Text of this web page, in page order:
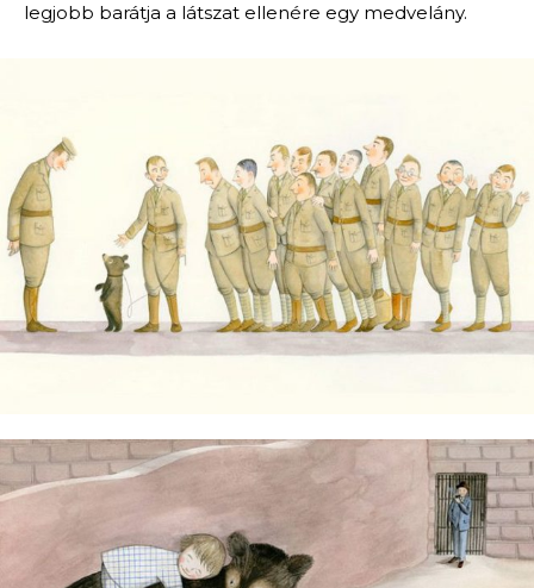
legjobb barátja a látszat ellenére egy medvelány.